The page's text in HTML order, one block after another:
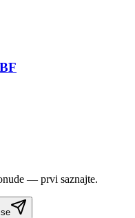
— prvi saznajte.